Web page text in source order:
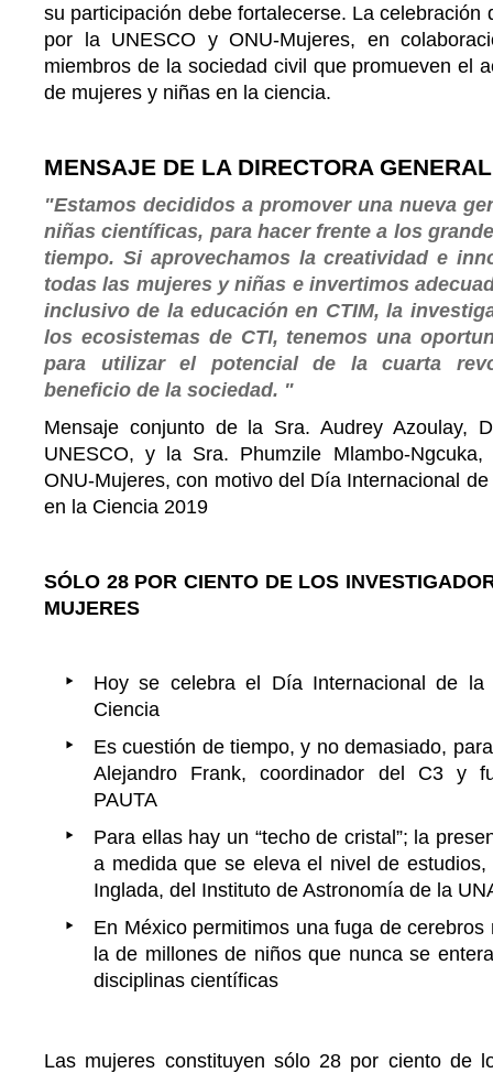
su participación debe fortalecerse. La celebración
por la UNESCO y ONU-Mujeres, en
miembros de la sociedad civil que promueven el
de mujeres y niñas en la ciencia.
MENSAJE DE LA DIRECTORA GENERAL
"Estamos decididos a promover una nueva
niñas científicas, para hacer frente a los
tiempo. Si aprovechamos la creatividad e
todas las mujeres y niñas e invertimos
inclusivo de la educación en CTIM, la
los ecosistemas de CTI, tenemos una
para utilizar el potencial de la cuarta
beneficio de la sociedad. "
Mensaje conjunto de la Sra. Audrey Azoulay,
UNESCO, y la Sra. Phumzile Mlambo-
ONU-Mujeres, con motivo del Día Internacional
en la Ciencia 2019
SÓLO 28 POR CIENTO DE LOS
MUJERES
Hoy se celebra el Día Internacional de
Ciencia
Es cuestión de tiempo, y no demasiado,
Alejandro Frank, coordinador del C3 y
PAUTA
Para ellas hay un “techo de cristal”; la
a medida que se eleva el nivel de
Inglada, del Instituto de Astronomía de la
En México permitimos una fuga de
la de millones de niños que nunca se
disciplinas científicas
Las mujeres constituyen sólo 28 por ciento de